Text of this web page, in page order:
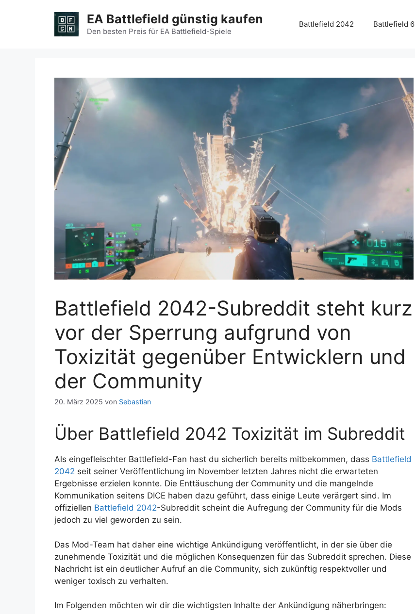
EA Battlefield günstig kaufen
Den besten Preis für EA Battlefield-Spiele
Battlefield 2042 Battlefield 6
Battlefield 2042-Subreddit steht kurz
vor der Sperrung aufgrund von
Toxizität gegenüber Entwicklern und
der Community
20. März 2025 von Sebastian
Über Battlefield 2042 Toxizität im Subreddit
Als eingefleischter Battlefield-Fan hast du sicherlich bereits mitbekommen, dass Battlefield
2042 seit seiner Veröffentlichung im November letzten Jahres nicht die erwarteten
Ergebnisse erzielen konnte. Die Enttäuschung der Community und die mangelnde
Kommunikation seitens DICE haben dazu geführt, dass einige Leute verärgert sind. Im
offiziellen Battlefield 2042-Subreddit scheint die Aufregung der Community für die Mods
jedoch zu viel geworden zu sein.
Das Mod-Team hat daher eine wichtige Ankündigung veröffentlicht, in der sie über die
zunehmende Toxizität und die möglichen Konsequenzen für das Subreddit sprechen. Diese
Nachricht ist ein deutlicher Aufruf an die Community, sich zukünftig respektvoller und
weniger toxisch zu verhalten.
Im Folgenden möchten wir dir die wichtigsten Inhalte der Ankündigung näherbringen: